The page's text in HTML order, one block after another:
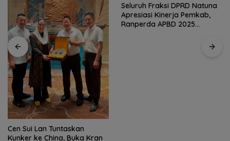
Cen Sui Lan Tuntaskan
Kunker ke China, Buka Kran
Seluruh Fraksi DPRD Natuna
Apresiasi Kinerja Pemkab,
Ranperda APBD 2025